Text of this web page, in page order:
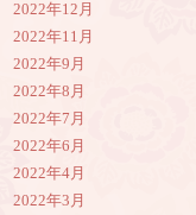
2022年12月
2022年11月
2022年9月
2022年8月
2022年7月
2022年6月
2022年4月
2022年3月